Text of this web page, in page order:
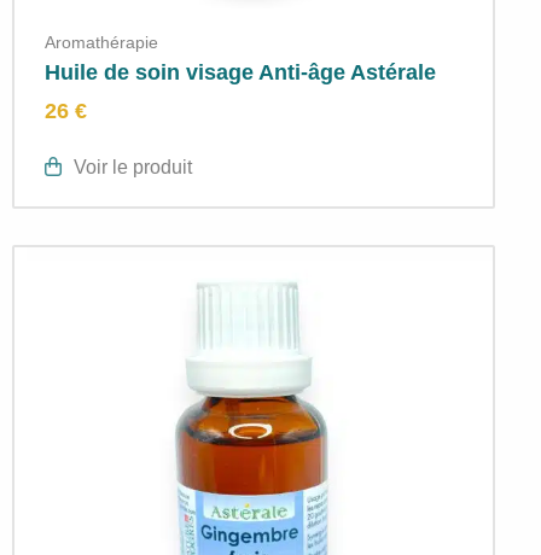
Aromathérapie
Huile de soin visage Anti-âge Astérale
26 €
Voir le produit